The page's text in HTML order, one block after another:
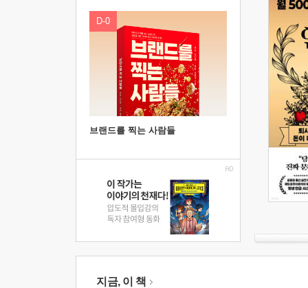
D-0
브랜드를 찍는 사람들
지금, 이 책